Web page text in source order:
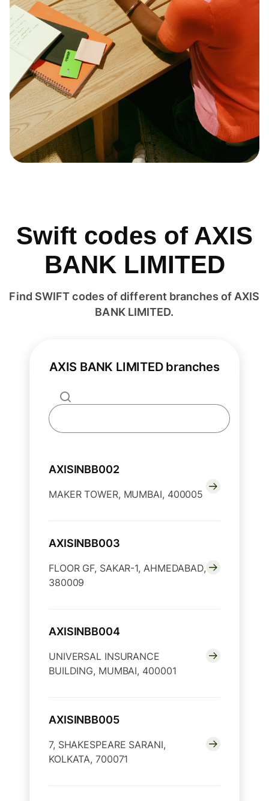
Swift codes of AXIS
BANK LIMITED
Find SWIFT codes of different branches of AXIS
BANK LIMITED.
AXIS BANK LIMITED branches
AXISINBB002
MAKER TOWER, MUMBAI, 400005
AXISINBB003
FLOOR GF, SAKAR-1, AHMEDABAD,
380009
AXISINBB004
UNIVERSAL INSURANCE
BUILDING, MUMBAI, 400001
AXISINBB005
7, SHAKESPEARE SARANI,
KOLKATA, 700071